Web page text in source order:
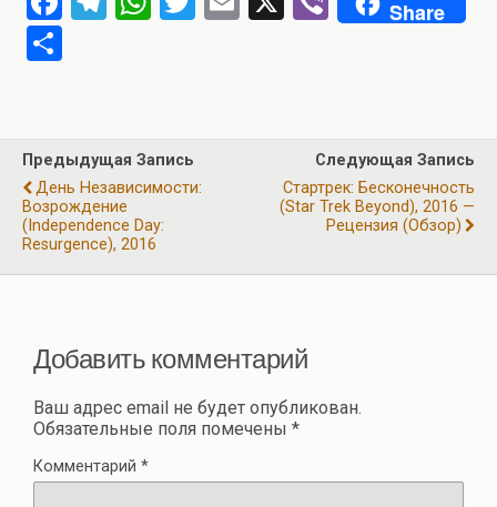
o
o
k
a
m
A
p
p
b
Share
р
а
в
и
Предыдущая Запись
День Независимости:
Возрождение
(Independence Day:
Resurgence), 2016
Следующая Запись
Стартрек: Бесконечность
(Star Trek Beyond), 2016 —
Рецензия (обзор)
Добавить комментарий
Ваш адрес email не будет опубликован.
Обязательные поля помечены *
Комментарий *